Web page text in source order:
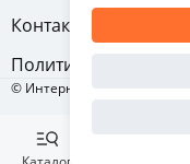
Контакты
Политика
© Интернет-магазин